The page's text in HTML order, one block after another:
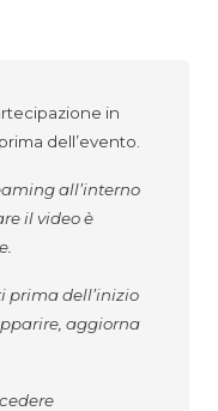
in
dell’evento.
all’interno
il video è
prima dell’inizio
aggiorna